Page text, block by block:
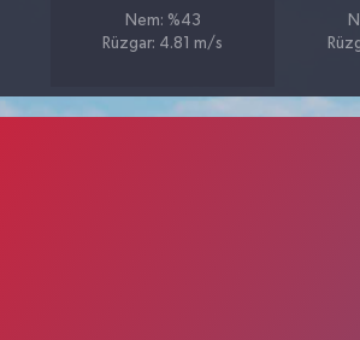
Nem: %43
Rüzgar: 4.81 m/s